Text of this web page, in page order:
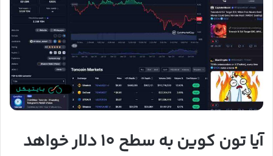
آیا تون کوین به سطح ۱۰ دلار خواهد